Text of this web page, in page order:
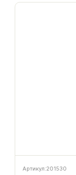
Артикул:201530